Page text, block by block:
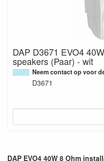
DAP D3671 EVO4
speakers (Paar) - wit
Neem contact op voor
D3671
DAP EVO4 40W 8 Ohm